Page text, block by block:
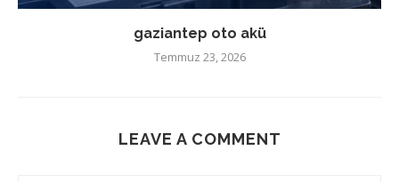
gaziantep oto akü
Temmuz 23, 2026
LEAVE A COMMENT